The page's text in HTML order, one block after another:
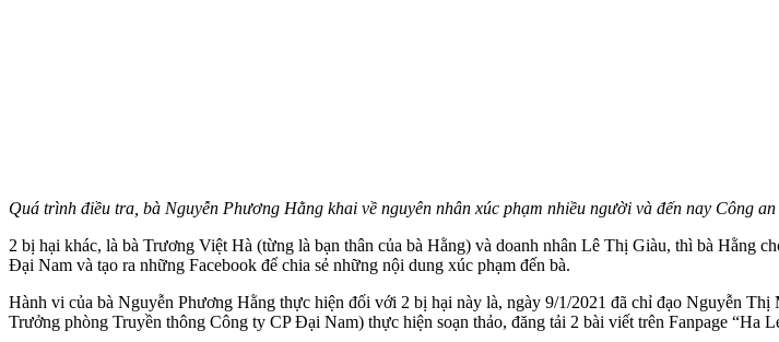
Quá trình điều tra, bà Nguyễn Phương Hằng khai về nguyên nhân xúc phạm nhiều người và đến nay Công
2 bị hại khác, là bà Trương Việt Hà (từng là bạn thân của bà Hằng) và doanh nhân Lê Thị Giàu, thì bà Hằng
Đại Nam và tạo ra những Facebook để chia sẻ những nội dung xúc phạm đến bà.
Hành vi của bà Nguyễn Phương Hằng thực hiện đối với 2 bị hại này là, ngày 9/1/2021 đã chỉ đạo Nguyễn
Trưởng phòng Truyền thông Công ty CP Ðại Nam) thực hiện soạn thảo, đăng tải 2 bài viết trên Fanpage